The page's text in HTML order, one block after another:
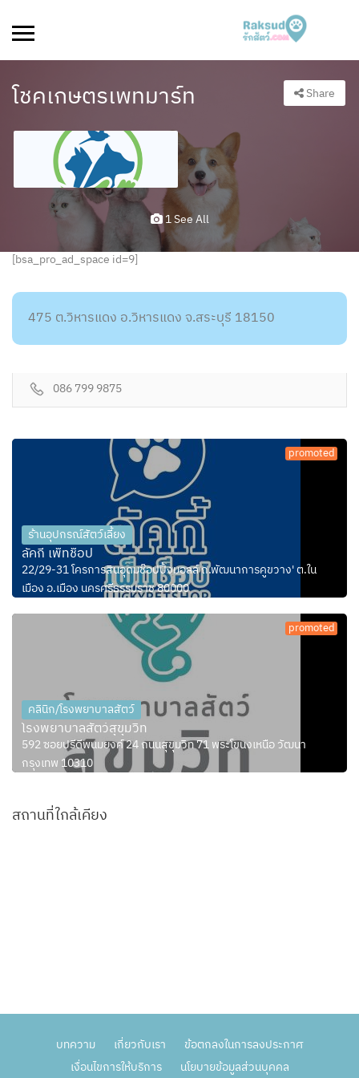
โชคเกษตรเพทมาร์ท Share
1 See All
[bsa_pro_ad_space id=9]
475 ต.วิหารแดง อ.วิหารแดง จ.สระบุรี 18150
086 799 9875
promoted
ร้านอุปกรณ์สัตว์เลี้ยง
ลัคกี้ เพ็ทช็อป
22/29-31 โครการสินอุดมช๊อปปิ้งมอลล์ ถ.พัฒนาการคูขวาง' ต.ใน
เมือง อ.เมือง นครศรีธรรมราช 80000
promoted
คลินิก/โรงพยาบาลสัตว์
โรงพยาบาลสัตว์สุขุมวิท
592 ซอยปรีดีพนมยงค์ 24 ถนนสุขุมวิท 71 พระโขนงเหนือ วัฒนา
กรุงเทพ 10310
สถานที่ใกล้เคียง
บทความ เกี่ยวกับเรา
ข้อตกลงในการลงประกาศ
เงื่อนไขการให้บริการ
นโยบายข้อมูลส่วนบุคคล